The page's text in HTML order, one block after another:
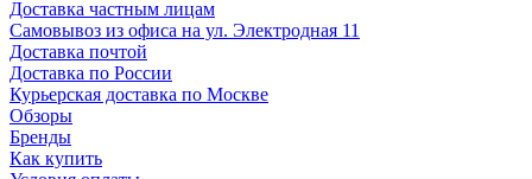
Доставка частным лицам
Самовывоз из офиса на ул. Электродная 11
Доставка почтой
Доставка по России
Курьерская доставка по Москве
Обзоры
Бренды
Как купить